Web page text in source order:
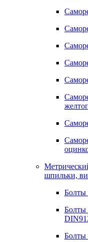
шпильки,
Болты
Болты
Болты